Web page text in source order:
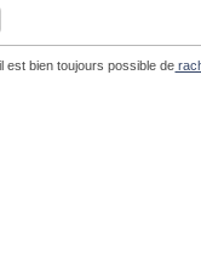
est bien toujours possible de